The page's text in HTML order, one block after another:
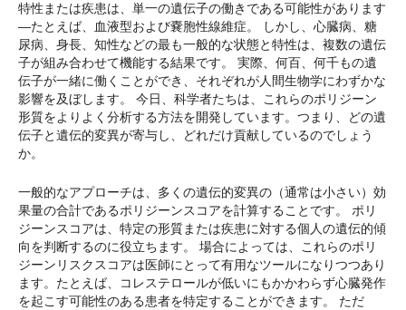
特性または疾患は、単一の遺伝子の働きである可能性があります
—たとえば、血液型および嚢胞性線維症。 しかし、心臓病、糖
尿病、身長、知性などの最も一般的な状態と特性は、複数の遺伝
子が組み合わせて機能する結果です。 実際、何百、何千もの遺
伝子が一緒に働くことができ、それぞれが人間生物学にわずかな
影響を及ぼします。 今日、科学者たちは、これらのポリジーン
形質をよりよく分析する方法を開発しています。つまり、どの遺
伝子と遺伝的変異が寄与し、どれだけ貢献しているのでしょう
か。
一般的なアプローチは、多くの遺伝的変異の（通常は小さい）効
果量の合計であるポリジーンスコアを計算することです。 ポリ
ジーンスコアは、特定の形質または疾患に対する個人の遺伝的傾
向を判断するのに役立ちます。 場合によっては、これらのポリ
ジーンリスクスコアは医師にとって有用なツールになりつつあり
ます。たとえば、コレステロールが低いにもかかわらず心臓発作
を起こす可能性のある患者を特定することができます。 ただ